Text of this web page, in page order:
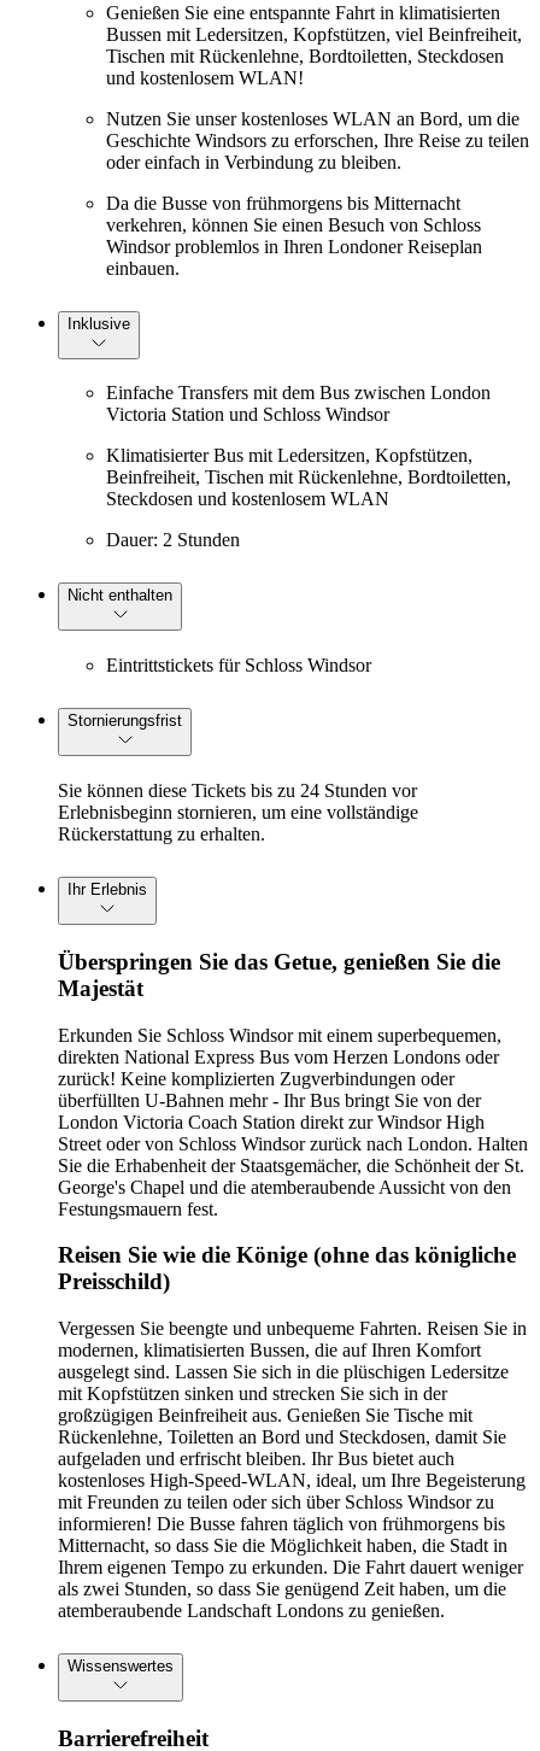
Genießen Sie eine entspannte Fahrt in klimatisierten
Bussen mit Ledersitzen, Kopfstützen, viel Beinfreiheit,
Tischen mit Rückenlehne, Bordtoiletten, Steckdosen
und kostenlosem WLAN!
Nutzen Sie unser kostenloses WLAN an Bord, um die
Geschichte Windsors zu erforschen, Ihre Reise zu teilen
oder einfach in Verbindung zu bleiben.
Da die Busse von frühmorgens bis Mitternacht
verkehren, können Sie einen Besuch von Schloss
Windsor problemlos in Ihren Londoner Reiseplan
einbauen.
Inklusive
Einfache Transfers mit dem Bus zwischen London
Victoria Station und Schloss Windsor
Klimatisierter Bus mit Ledersitzen, Kopfstützen,
Beinfreiheit, Tischen mit Rückenlehne, Bordtoiletten,
Steckdosen und kostenlosem WLAN
Dauer: 2 Stunden
Nicht enthalten
Eintrittstickets für Schloss Windsor
Stornierungsfrist
Sie können diese Tickets bis zu 24 Stunden vor
Erlebnisbeginn stornieren, um eine vollständige
Rückerstattung zu erhalten.
Ihr Erlebnis
Überspringen Sie das Getue, genießen Sie die
Majestät
Erkunden Sie Schloss Windsor mit einem superbequemen,
direkten National Express Bus vom Herzen Londons oder
zurück! Keine komplizierten Zugverbindungen oder
überfüllten U-Bahnen mehr - Ihr Bus bringt Sie von der
London Victoria Coach Station direkt zur Windsor High
Street oder von Schloss Windsor zurück nach London. Halten
Sie die Erhabenheit der Staatsgemächer, die Schönheit der St.
George's Chapel und die atemberaubende Aussicht von den
Festungsmauern fest.
Reisen Sie wie die Könige (ohne das königliche
Preisschild)
Vergessen Sie beengte und unbequeme Fahrten. Reisen Sie in
modernen, klimatisierten Bussen, die auf Ihren Komfort
ausgelegt sind. Lassen Sie sich in die plüschigen Ledersitze
mit Kopfstützen sinken und strecken Sie sich in der
großzügigen Beinfreiheit aus. Genießen Sie Tische mit
Rückenlehne, Toiletten an Bord und Steckdosen, damit Sie
aufgeladen und erfrischt bleiben. Ihr Bus bietet auch
kostenloses High-Speed-WLAN, ideal, um Ihre Begeisterung
mit Freunden zu teilen oder sich über Schloss Windsor zu
informieren! Die Busse fahren täglich von frühmorgens bis
Mitternacht, so dass Sie die Möglichkeit haben, die Stadt in
Ihrem eigenen Tempo zu erkunden. Die Fahrt dauert weniger
als zwei Stunden, so dass Sie genügend Zeit haben, um die
atemberaubende Landschaft Londons zu genießen.
Wissenswertes
Barrierefreiheit